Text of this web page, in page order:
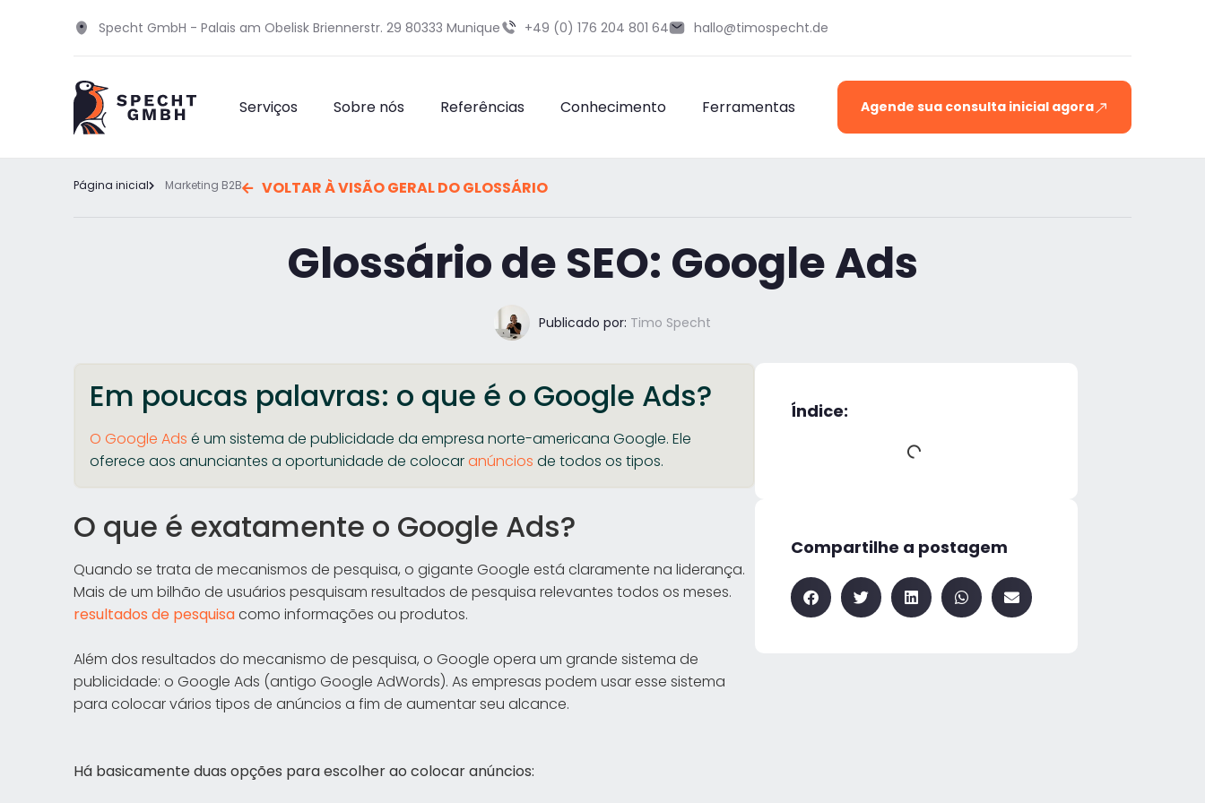
Specht GmbH - Palais am Obelisk Briennerstr. 29 80333 Munique +49 (0) 176 204 801 64 hallo@timospecht.de
Serviços Sobre nós Referências Conhecimento Ferramentas Agende sua consulta inicial agora
Página inicial Marketing B2B VOLTAR À VISÃO GERAL DO GLOSSÁRIO
Glossário de SEO: Google Ads
Publicado por: Timo Specht
Em poucas palavras: o que é o Google Ads?
O Google Ads é um sistema de publicidade da empresa norte-americana Google. Ele
oferece aos anunciantes a oportunidade de colocaranúncios de todos os tipos.
O que é exatamente o Google Ads?
Quando se trata de mecanismos de pesquisa, o gigante Google está claramente na liderança.
Mais de um bilhão de usuários pesquisam resultados de pesquisa relevantes todos os meses.
resultados de pesquisacomo informações ou produtos.
Além dos resultados do mecanismo de pesquisa, o Google opera um grande sistema de
publicidade: o Google Ads (antigo Google AdWords). As empresas podem usar esse sistema
para colocar vários tipos de anúncios a fim de aumentar seu alcance.
Há basicamente duas opções para escolher ao colocar anúncios:
Índice:
Compartilhe a postagem